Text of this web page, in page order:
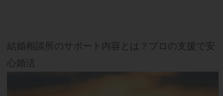
結婚相談所のサポート内容とは？プロの支援で安
心婚活